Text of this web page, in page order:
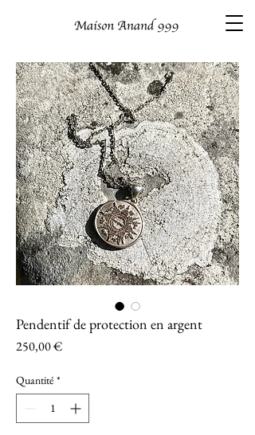
Pendentif de protection en argent
250,00 €Prix
Quantité *